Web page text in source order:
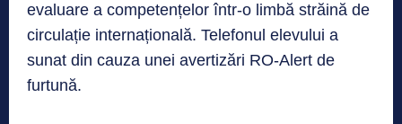
evaluare a competențelor într-o limbă străină de
circulație internațională. Telefonul elevului a
sunat din cauza unei avertizări RO-Alert de
furtună.